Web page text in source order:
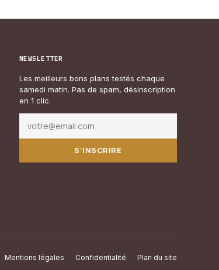
NEWSLETTER
Les meilleurs bons plans testés chaque
samedi matin. Pas de spam, désinscription
en 1 clic.
S'INSCRIRE
Mentions légales Confidentialité Plan du site